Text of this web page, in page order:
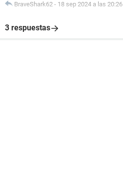
BraveShark62 - 18 sep 2024 a las 20:26
3 respuestas